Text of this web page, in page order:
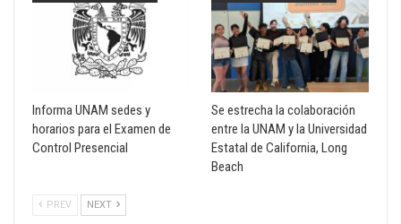
Informa UNAM sedes y
horarios para el Examen de
Control Presencial
Se estrecha la colaboración
entre la UNAM y la Universidad
Estatal de California, Long
Beach
PREV NEXT